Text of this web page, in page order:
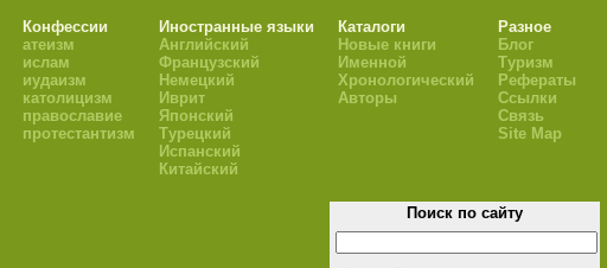
Конфессии
атеизм
ислам
иудаизм
католицизм
православие
протестантизм
Иностранные языки
Английский
Французский
Немецкий
Иврит
Японский
Турецкий
Испанский
Китайский
Каталоги
Новые книги
Именной
Хронологический
Авторы
Разное
Блог
Туризм
Рефераты
Ссылки
Связь
Site Map
Поиск по сайту